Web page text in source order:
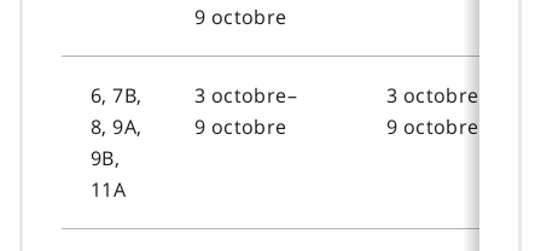
9 octobre
6, 7B,
8, 9A,
9B,
11A
3 octobre–
9 octobre
3 octobre–
9 octobre